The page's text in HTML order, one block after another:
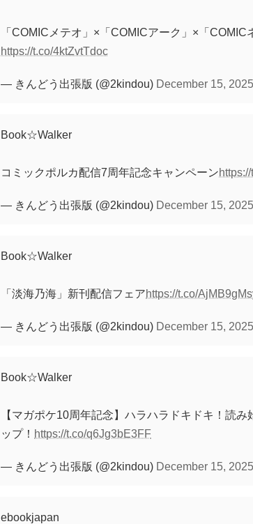
「COMICメテオ」×「COMICアーク」×「
https://t.co/4ktZvtTdoc
— きんどう出張版 (@2kindou) December 15, 2025
Book☆Walker
コミックポルカ配信7周年記念キャンペーン
— きんどう出張版 (@2kindou) December 15, 2025
Book☆Walker
「淡海乃海」新刊配信フェアhttps://t.co/
— きんどう出張版 (@2kindou) December 15, 2025
Book☆Walker
【マガポケ10周年記念】ハラハラドキドキ！読
ップ！ https://t.co/q6Jg3bE3FF
— きんどう出張版 (@2kindou) December 15, 2025
ebookjapan